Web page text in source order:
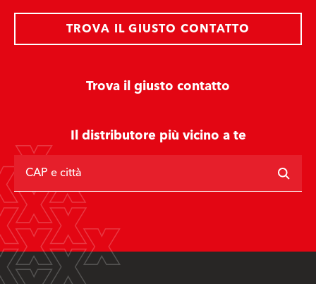
Trova il giusto contatto
TROVA IL GIUSTO CONTATTO
Il distributore più vicino a te
CAP e città